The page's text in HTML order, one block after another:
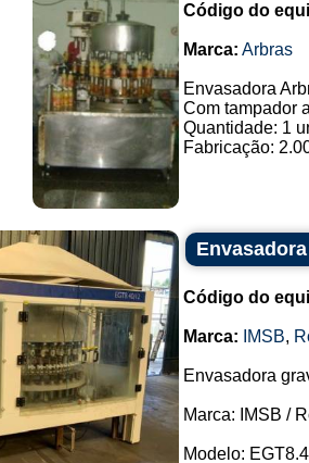
Código do
Marca: Arbras
Envasadora
Com tampador
Quantidade: 1
Fabricação:
Código do
Marca: IMSB,
Envasadora
Marca: IMSB /
Modelo: